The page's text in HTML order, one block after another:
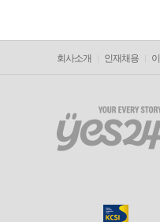
회사소개 인재채용